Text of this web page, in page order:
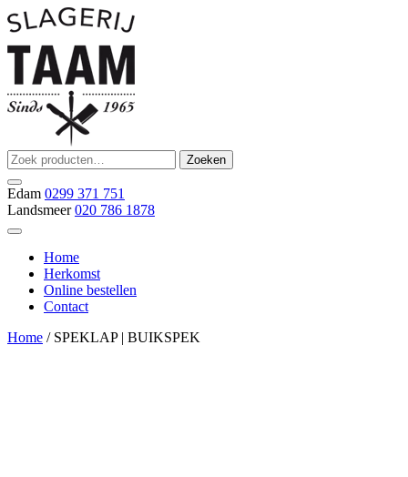
Ga
naar
de
inhoud
Slagerij Taam
slager
Zoeken
naar:
Zoeken
Edam 0299 371 751
Landsmeer 020 786 1878
Home
Herkomst
Online bestellen
Contact
Home / SPEKLAP | BUIKSPEK